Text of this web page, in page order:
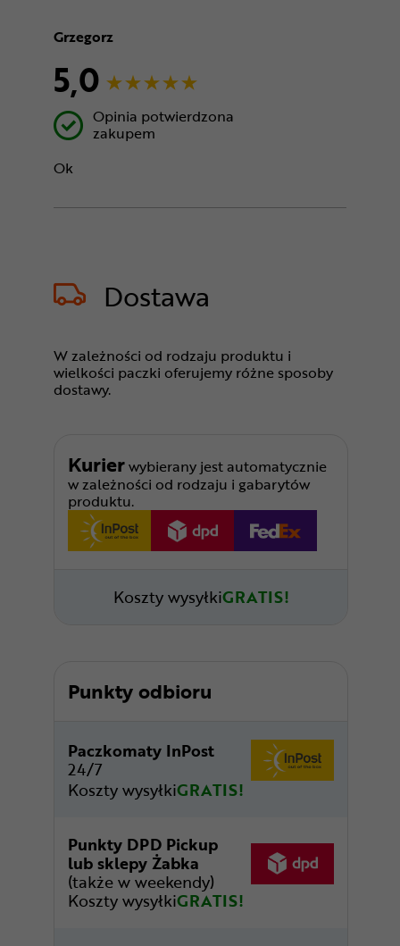
Grzegorz
5,0
Opinia potwierdzona
zakupem
Ok
Dostawa
W zależności od rodzaju produktu i
wielkości paczki oferujemy różne sposoby
dostawy.
Kurierwybierany jest automatycznie
w zależności od rodzaju i gabarytów
produktu.
Koszty wysyłkiGRATIS!
Punkty odbioru
Paczkomaty InPost
24/7
Koszty wysyłkiGRATIS!
Punkty DPD Pickup
lub sklepy Żabka
(także w weekendy)
Koszty wysyłkiGRATIS!